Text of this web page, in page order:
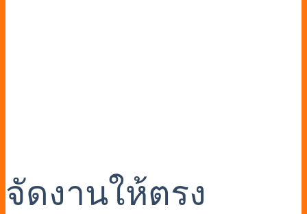
จัดงานให้ตรง